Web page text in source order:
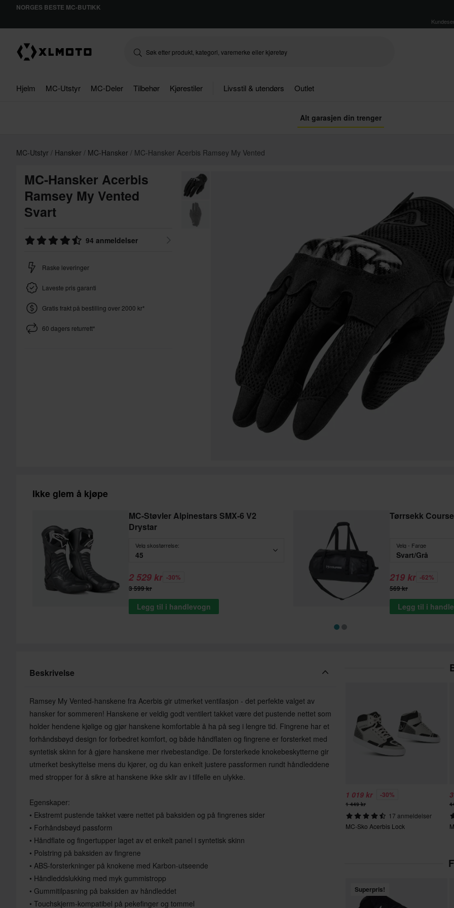
NORGES BESTE MC-BUTIKK
Hjelm MC-Utstyr MC-Deler Tilbehør Kjørestiler Livsstil & utendørs Outlet
Alt garasjen din trenger
MC-Utstyr Hansker MC-Hansker MC-Hansker Acerbis Ramsey My Vented
MC-Hansker Acerbis
Ramsey My Vented
Svart
94 anmeldelser
Raske leveringer
Laveste pris garanti
Gratis frakt på bestilling over 2000 kr*
60 dagers returrett*
Ikke glem å kjøpe
MC-Støvler Alpinestars SMX-6 V2
Drystar
Velg skostørrelse:
45
2 529 kr -30%
3 599 kr
Legg til i handlevogn
Tørrsekk Course
Velg - Farge
Svart/Grå
219 kr -62%
569 kr
Legg til i
Beskrivelse
Ramsey My Vented-hanskene fra Acerbis gir utmerket ventilasjon - det perfekte valget av
hansker for sommeren! Hanskene er veldig godt ventilert takket være det pustende nettet som
holder hendene kjølige og gjør hanskene komfortable å ha på seg i lengre tid. Fingrene har et
forhåndsbøyd design for forbedret komfort, og både håndflaten og fingrene er forsterket med
syntetisk skinn for å gjøre hanskene mer rivebestandige. De forsterkede knokebeskytterne gir
utmerket beskyttelse mens du kjører, og du kan enkelt justere passformen rundt håndleddene
med stropper for å sikre at hanskene ikke sklir av i tilfelle en ulykke.
Egenskaper:
• Ekstremt pustende takket være nettet på baksiden og på fingrenes sider
• Forhåndsbøyd passform
• Håndflate og fingertupper laget av et enkelt panel i syntetisk skinn
• Polstring på baksiden av fingrene
• ABS-forsterkninger på knokene med Karbon-utseende
• Håndleddslukking med myk gummistropp
• Gummitilpasning på baksiden av håndleddet
• Touchskjerm-kompatibel på pekefinger og tommel
1 019 kr -30%
1 449 kr
17 anmeldelser
MC-Sko Acerbis Lock
Superpris!